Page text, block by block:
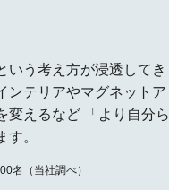
いう考え方が浸透してき
ンテリアやマグネットア
変えるなど 「より自分ら
。
名（当社調べ）